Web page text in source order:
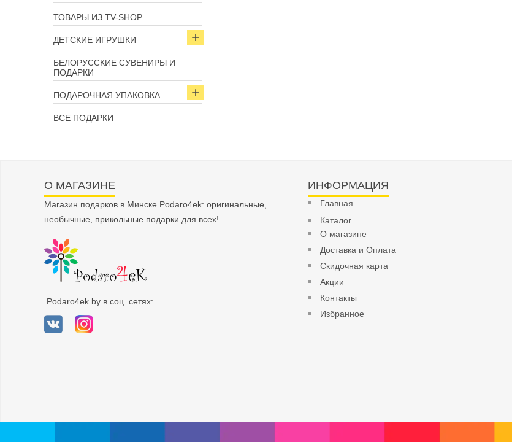
ТОВАРЫ ИЗ TV-SHOP
ДЕТСКИЕ ИГРУШКИ
БЕЛОРУССКИЕ СУВЕНИРЫ И
ПОДАРКИ
ПОДАРОЧНАЯ УПАКОВКА
ВСЕ ПОДАРКИ
О МАГАЗИНЕ
Магазин подарков в Минске Podaro4ek: оригинальные,
необычные, прикольные подарки для всех!
Podaro4ek.by в соц. сетях:
ИНФОРМАЦИЯ
Главная
Каталог
О магазине
Доставка и Оплата
Скидочная карта
Акции
Контакты
Избранное